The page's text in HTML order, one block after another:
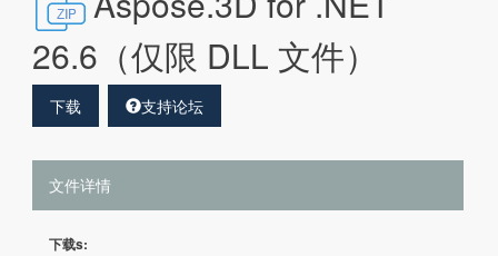
26.6（仅限 DLL 文件）
下载 支持论坛
文件详情
下载s: